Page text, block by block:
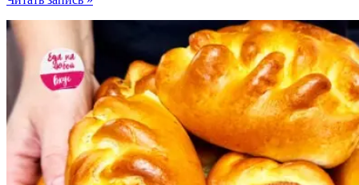
с
молодой
капустой
быстрого
теста